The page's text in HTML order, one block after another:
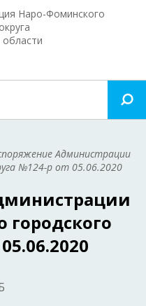
Наро-Фоминского
Администрации
№124-р от 05.06.2020